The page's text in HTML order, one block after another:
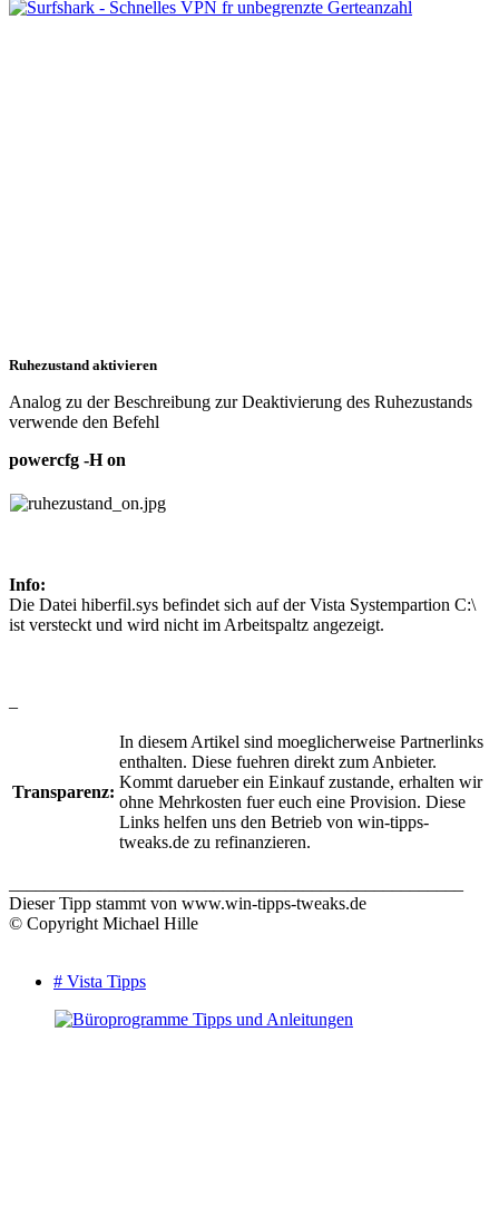
Ruhezustand aktivieren
Analog zu der Beschreibung zur Deaktivierung des Ruhezustands
verwende den Befehl
powercfg -H on
Info:
Die Datei hiberfil.sys befindet sich auf der Vista Systempartion C:\
ist versteckt und wird nicht im Arbeitspaltz angezeigt.
Transparenz:
In diesem Artikel sind moeglicherweise Partnerlinks
enthalten. Diese fuehren direkt zum Anbieter.
Kommt darueber ein Einkauf zustande, erhalten wir
ohne Mehrkosten fuer euch eine Provision. Diese
Links helfen uns den Betrieb von win-tipps-
tweaks.de zu refinanzieren.
Dieser Tipp stammt von www.win-tipps-tweaks.de
© Copyright Michael Hille
# Vista Tipps